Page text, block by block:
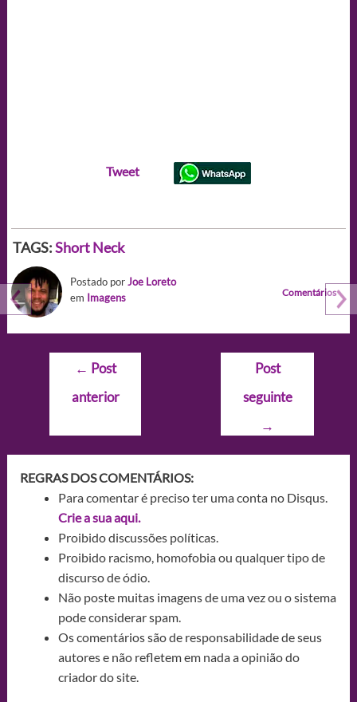
Tweet
TAGS:Short Neck
Postado porJoe Loreto
em Imagens Comentários
Navegação
Post
← Post
anterior
Post
seguinte
→
REGRAS DOS COMENTÁRIOS:
Para comentar é preciso ter uma conta no Disqus.
Crie a sua aqui.
Proibido discussões políticas.
Proibido racismo, homofobia ou qualquer tipo de
discurso de ódio.
Não poste muitas imagens de uma vez ou o sistema
pode considerar spam.
Os comentários são de responsabilidade de seus
autores e não refletem em nada a opinião do
criador do site.